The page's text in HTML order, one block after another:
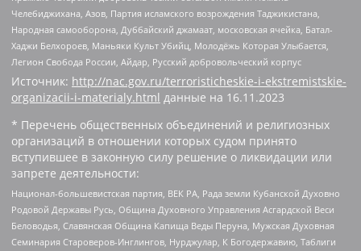
Челебиджихана, Азов, Партия исламского возрождения Таджикистана,
Народная самооборона, Дуббайский джамаат, московская ячейка, Батал-
Хаджи Белхороев, Маньяки Культ Убийц, Молодёжь Которая Улыбается,
Легион Свобода России, Айдар, Русский добровольческий корпус
Источник: http://nac.gov.ru/terroristicheskie-i-ekstremistskie-
organizacii-i-materialy.html данные на 16.11.2023
* Перечень общественных объединений и религиозных
организаций в отношении которых судом принято
вступившее в законную силу решение о ликвидации или
запрете деятельности:
Национал-большевистская партия, ВЕК РА, Рада земли Кубанской Духовно
Родовой Державы Русь, Община Духовного Управления Асгардской Веси
Беловодья, Славянская Община Капища Веды Перуна, Мужская Духовная
Семинария Староверов-Инглингов, Нурджулар, К Богодержавию, Таблиги